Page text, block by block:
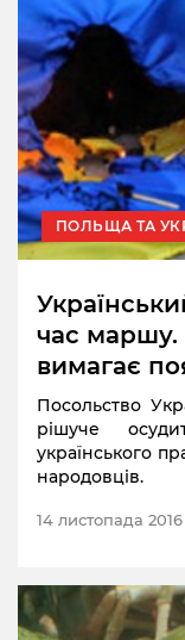
ПОЛЬЩА ТА
час маршу.
вимагає
Посольство
рішуче
українського
народовців.
14 листопада 2016